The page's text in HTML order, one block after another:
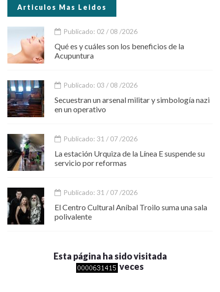
Articulos Mas Leidos
Publicado: 02 / 08 /2026
Qué es y cuáles son los beneficios de la
Acupuntura
Publicado: 03 / 08 /2026
Secuestran un arsenal militar y simbología nazi
en un operativo
Publicado: 31 / 07 /2026
La estación Urquiza de la Línea E suspende su
servicio por reformas
Publicado: 31 / 07 /2026
El Centro Cultural Aníbal Troilo suma una sala
polivalente
Esta página ha sido visitada
veces